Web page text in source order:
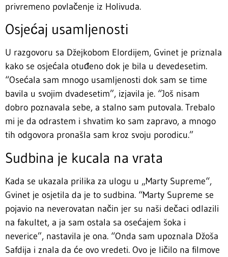
privremeno povlačenje iz Holivuda.
Osjećaj usamljenosti
U razgovoru sa Džejkobom Elordijem, Gvinet je priznala
kako se osjećala otuđeno dok je bila u devedesetim.
“Osećala sam mnogo usamljenosti dok sam se time
bavila u svojim dvadesetim”, izjavila je. “Još nisam
dobro poznavala sebe, a stalno sam putovala. Trebalo
mi je da odrastem i shvatim ko sam zapravo, a mnogo
tih odgovora pronašla sam kroz svoju porodicu.”
Sudbina je kucala na vrata
Kada se ukazala prilika za ulogu u „Marty Supreme“,
Gvinet je osjetila da je to sudbina. “Marty Supreme se
pojavio na neverovatan način jer su naši dečaci odlazili
na fakultet, a ja sam ostala sa osećajem šoka i
neverice”, nastavila je ona. “Onda sam upoznala Džoša
Safdija i znala da će ovo vredeti. Ovo je ličilo na filmove